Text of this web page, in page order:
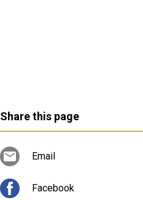
Share this page
Email
Facebook